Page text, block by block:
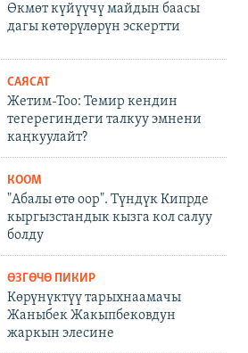
Өкмөт күйүүчү майдын баасы
дагы көтөрүлөрүн эскертти
САЯСАТ
Жетим-Тоо: Темир кендин
тегерегиндеги талкуу эмнени
каңкуулайт?
КООМ
"Абалы өтө оор". Түндүк Кипрде
кыргызстандык кызга кол салуу
болду
ӨЗГӨЧӨ ПИКИР
Көрүнүктүү тарыхнаамачы
Жаныбек Жакыпбековдун
жаркын элесине